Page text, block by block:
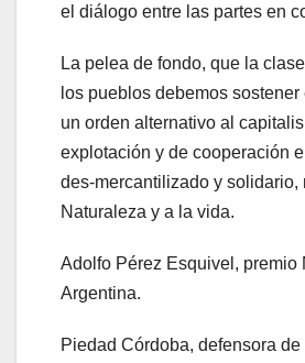
el diálogo entre las partes en
La pelea de fondo, que la
los pueblos debemos
un orden alternativo al
explotación y de cooperación
des-mercantilizado y solidario,
Naturaleza y a la vida.
Adolfo Pérez Esquivel, premio
Argentina.
Piedad Córdoba, defensora